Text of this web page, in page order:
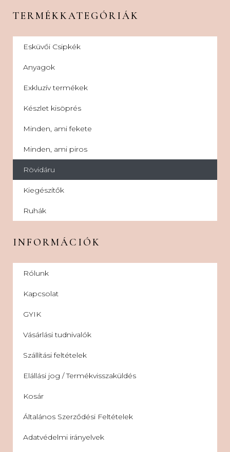
TERMÉKKATEGÓRIÁK
Esküvői Csipkék
Anyagok
Exkluzív termékek
Készlet kisöprés
Minden, ami fekete
Minden, ami piros
Rövidáru
Kiegészítők
Ruhák
INFORMÁCIÓK
Rólunk
Kapcsolat
GYIK
Vásárlási tudnivalók
Szállítási feltételek
Elállási jog / Termékvisszaküldés
Kosár
Általános Szerződési Feltételek
Adatvédelmi irányelvek